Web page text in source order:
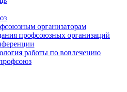
организаторам
профсоюзных организаций
работы по вовлечению